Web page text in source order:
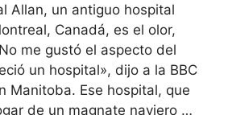
Allan, un antiguo hospital
Canadá, es el olor,
me gustó el aspecto del
un hospital», dijo a la BBC
Manitoba. Ese hospital, que
de un magnate naviero …